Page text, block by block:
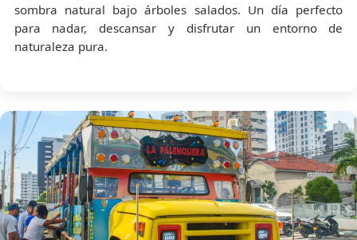
sombra natural bajo árboles salados. Un día perfecto
para nadar, descansar y disfrutar un entorno de
naturaleza pura.